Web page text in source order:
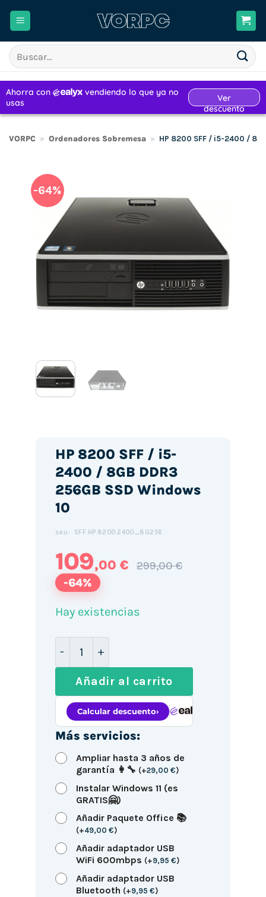
Buscar
por:
VORPC » Ordenadores Sobremesa » HP 8200 SFF / i5-2400 /
-64%
HP 8200 SFF / i5-
2400 / 8GB DDR3
256GB SSD Windows
10
SKU: SFF.HP.8200.2400_8G256
109,00 € 299,00 €
-64%
Hay existencias
Añadir al carrito
Más servicios:
Ampliar hasta 3 años de
garantía 👩‍🔧 (+29,00 €)
Instalar Windows 11 (es
GRATIS🤗)
Añadir Paquete Office 📚
(+49,00 €)
Añadir adaptador USB
WiFi 600mbps (+9,95 €)
Añadir adaptador USB
Bluetooth (+9,95 €)